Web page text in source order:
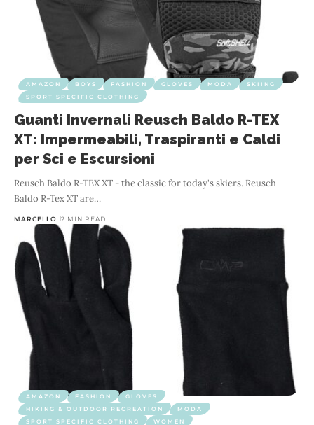
AMAZON BOYS FASHION GLOVES MODA
SKIING
SPORT SPECIFIC CLOTHING
Guanti Invernali Reusch Baldo R-TEX
XT: Impermeabili, Traspiranti e Caldi
per Sci e Escursioni
Reusch Baldo R-TEX XT - the classic for today's skiers. Reusch
Baldo R-Tex XT are…
MARCELLO 2 MIN READ
AMAZON FASHION
GLOVES
HIKING & OUTDOOR RECREATION
MODA
SPORT SPECIFIC CLOTHING
WOMEN